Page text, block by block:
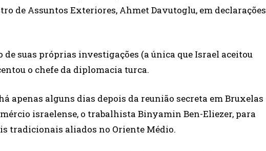
de Assuntos Exteriores, Ahmet Davutoglu, em declarações
de suas próprias investigações (a única que Israel aceitou
o chefe da diplomacia turca.
apenas alguns dias depois da reunião secreta em Bruxelas
israelense, o trabalhista Binyamin Ben-Eliezer, para
tradicionais aliados no Oriente Médio.